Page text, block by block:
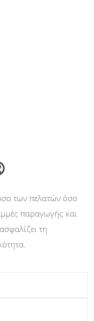
των πελατών όσο
παραγωγής και
τη